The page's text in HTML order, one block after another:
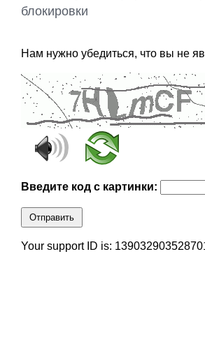
блокировки
Нам нужно убедиться, что вы не
Введите код с картинки:
Отправить
Your support ID is: